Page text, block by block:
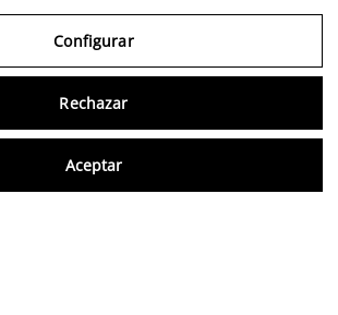
Configurar
Rechazar
Aceptar